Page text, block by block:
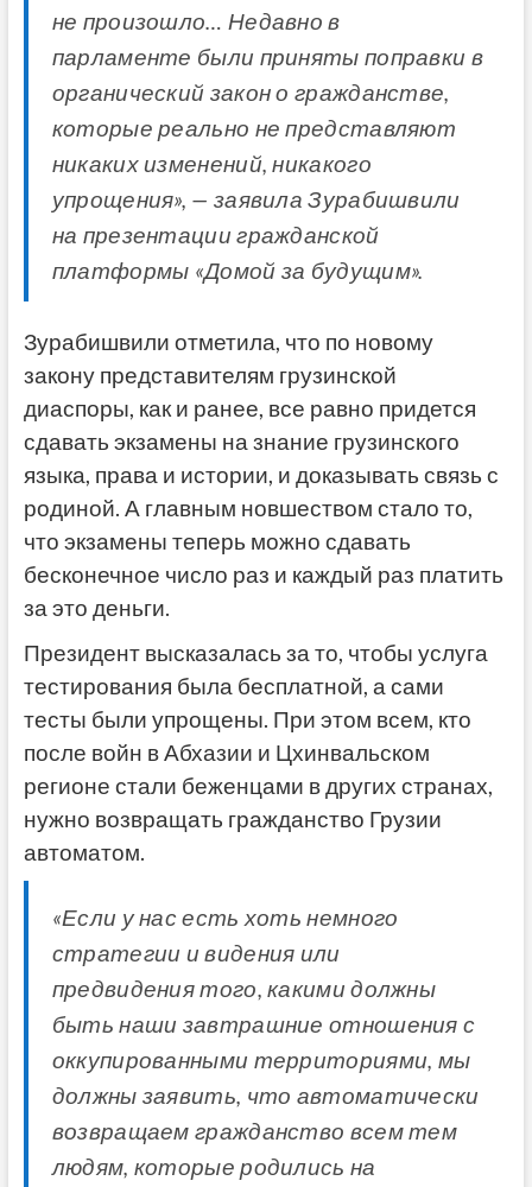
не произошло… Недавно в
парламенте были приняты поправки в
органический закон о гражданстве,
которые реально не представляют
никаких изменений, никакого
упрощения», — заявила Зурабишвили
на презентации гражданской
платформы «Домой за будущим».
Зурабишвили отметила, что по новому
закону представителям грузинской
диаспоры, как и ранее, все равно придется
сдавать экзамены на знание грузинского
языка, права и истории, и доказывать связь с
родиной. А главным новшеством стало то,
что экзамены теперь можно сдавать
бесконечное число раз и каждый раз платить
за это деньги.
Президент высказалась за то, чтобы услуга
тестирования была бесплатной, а сами
тесты были упрощены. При этом всем, кто
после войн в Абхазии и Цхинвальском
регионе стали беженцами в других странах,
нужно возвращать гражданство Грузии
автоматом.
«Если у нас есть хоть немного
стратегии и видения или
предвидения того, какими должны
быть наши завтрашние отношения с
оккупированными территориями, мы
должны заявить, что автоматически
возвращаем гражданство всем тем
людям, которые родились на